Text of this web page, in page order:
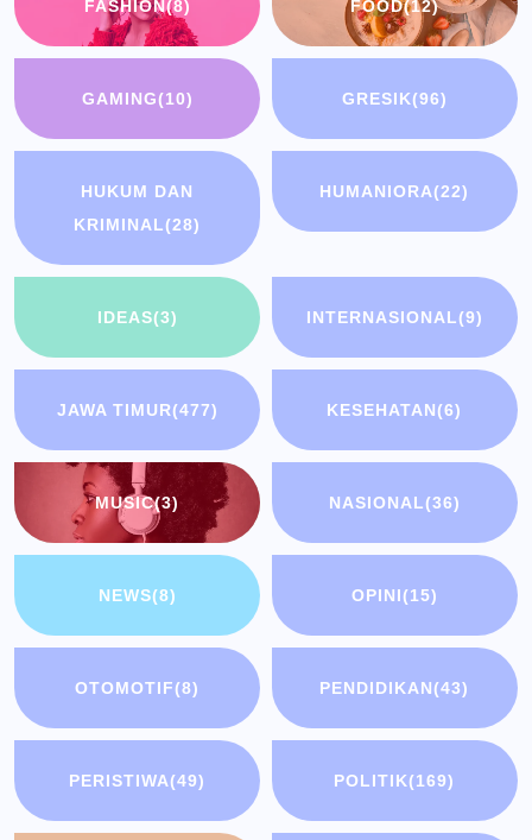
FASHION(8) FOOD(12)
GAMING(10) GRESIK(96)
HUKUM DAN
KRIMINAL(28)
HUMANIORA(22)
IDEAS(3) INTERNASIONAL(9)
JAWA TIMUR(477) KESEHATAN(6)
MUSIC(3) NASIONAL(36)
NEWS(8) OPINI(15)
OTOMOTIF(8) PENDIDIKAN(43)
PERISTIWA(49) POLITIK(169)